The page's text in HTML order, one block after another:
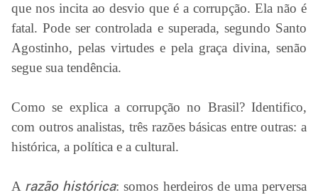
que nos incita ao desvio que é a corrupção. Ela não é
fatal. Pode ser controlada e superada, segundo Santo
Agostinho, pelas virtudes e pela graça divina, senão
segue sua tendência.
Como se explica a corrupção no Brasil? Identifico,
com outros analistas, três razões básicas entre outras: a
histórica, a política e a cultural.
A razão histórica: somos herdeiros de uma perversa